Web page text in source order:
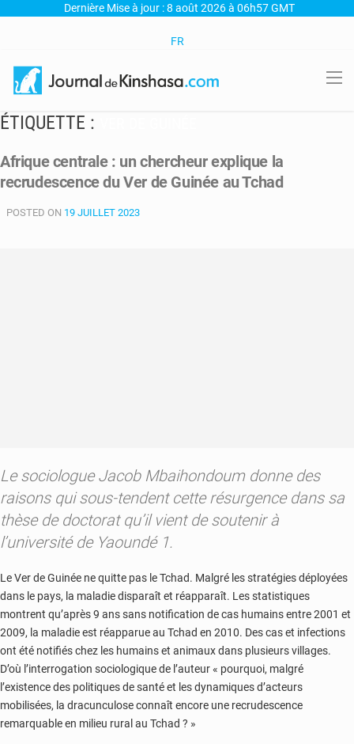
Dernière Mise à jour : 8 août 2026 à 06h57 GMT
FR
ÉTIQUETTE :
Afrique centrale : un chercheur explique la
recrudescence du Ver de Guinée au Tchad
POSTED ON 19 JUILLET 2023
Le sociologue Jacob Mbaihondoum donne des
raisons qui sous-tendent cette résurgence dans sa
thèse de doctorat qu’il vient de soutenir à
l’université de Yaoundé 1.
Le Ver de Guinée ne quitte pas le Tchad. Malgré les stratégies déployées
dans le pays, la maladie disparaît et réapparaît. Les statistiques
montrent qu’après 9 ans sans notification de cas humains entre 2001 et
2009, la maladie est réapparue au Tchad en 2010. Des cas et infections
ont été notifiés chez les humains et animaux dans plusieurs villages.
D’où l’interrogation sociologique de l’auteur « pourquoi, malgré
l’existence des politiques de santé et les dynamiques d’acteurs
mobilisées, la dracunculose connaît encore une recrudescence
remarquable en milieu rural au Tchad ? »